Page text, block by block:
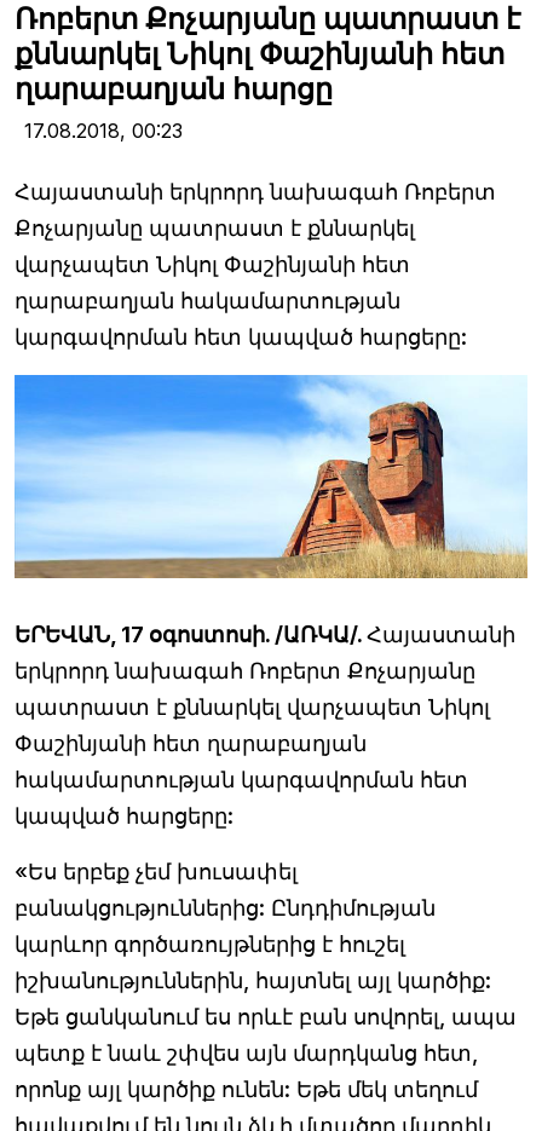
Ռոբերտ Քոչարյանը պատրաստ է
քննարկել Նիկոլ Փաշինյանի հետ
ղարաբաղյան հարցը
17.08.2018, 00:23
Հայաստանի երկրորդ նախագահ Ռոբերտ
Քոչարյանը պատրաստ է քննարկել
վարչապետ Նիկոլ Փաշինյանի հետ
ղարաբաղյան հակամարտության
կարգավորման հետ կապված հարցերը:
ԵՐԵՎԱՆ, 17 օգոստոսի. /ԱՌԿԱ/.Հայաստանի
երկրորդ նախագահ Ռոբերտ Քոչարյանը
պատրաստ է քննարկել վարչապետ Նիկոլ
Փաշինյանի հետ ղարաբաղյան
հակամարտության կարգավորման հետ
կապված հարցերը:
«Ես երբեք չեմ խուսափել
բանակցություններից: Ընդդիմության
կարևոր գործառույթներից է հուշել
իշխանություններին, հայտնել այլ կարծիք:
Եթե ցանկանում ես որևէ բան սովորել, ապա
պետք է նաև շփվես այն մարդկանց հետ,
որոնք այլ կարծիք ունեն: Եթե մեկ տեղում
հավաքվում են նույն ձևի մտածող մարդիկ,